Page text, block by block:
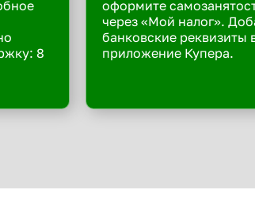
8
оформите
через «Мой налог».
банковские реквизиты
приложение Купера.